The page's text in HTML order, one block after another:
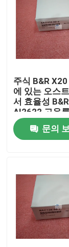
제품
우리 에 관한
주식 B&R
에 있는 오스
서 효율성
AI2622 고유
십시오
문의